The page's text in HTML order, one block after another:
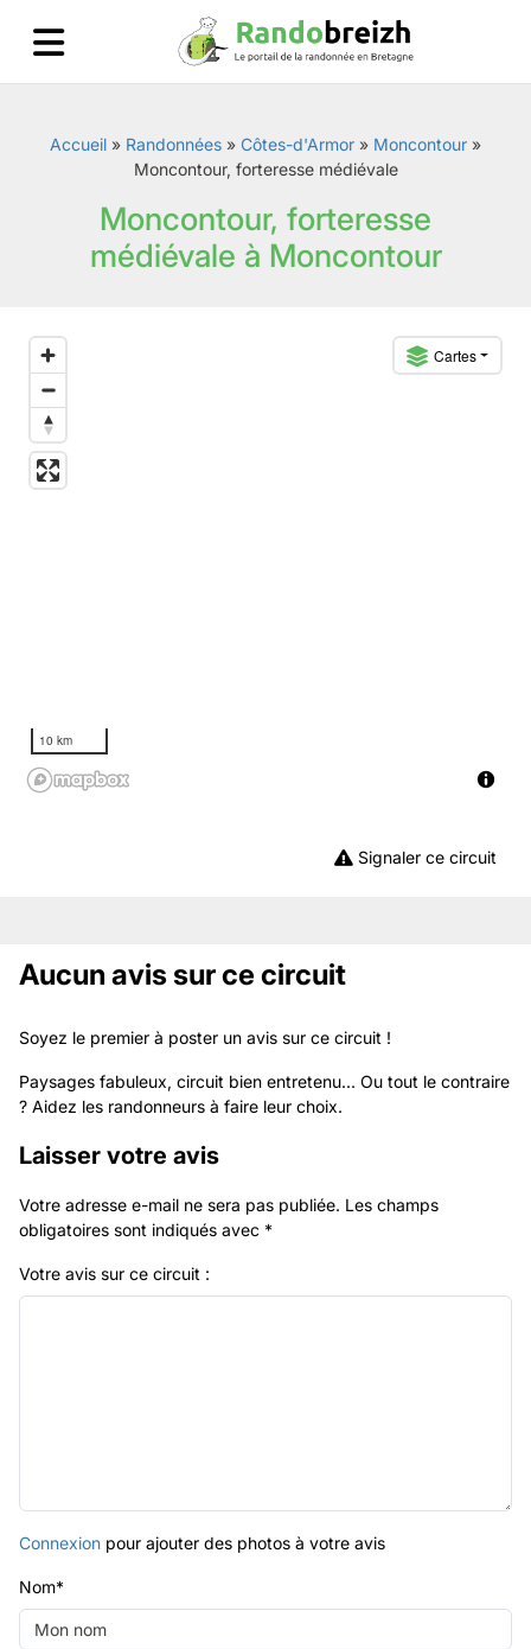
Accueil » Randonnées » Côtes-d'Armor » Moncontour »
Moncontour, forteresse médiévale
Moncontour, forteresse
médiévale à Moncontour
Cartes
10 km
Signaler ce circuit
Aucun avis sur ce circuit
Soyez le premier à poster un avis sur ce circuit !
Paysages fabuleux, circuit bien entretenu... Ou tout le contraire
? Aidez les randonneurs à faire leur choix.
Laisser votre avis
Votre adresse e-mail ne sera pas publiée. Les champs
obligatoires sont indiqués avec *
Votre avis sur ce circuit :
Connexion pour ajouter des photos à votre avis
Nom*